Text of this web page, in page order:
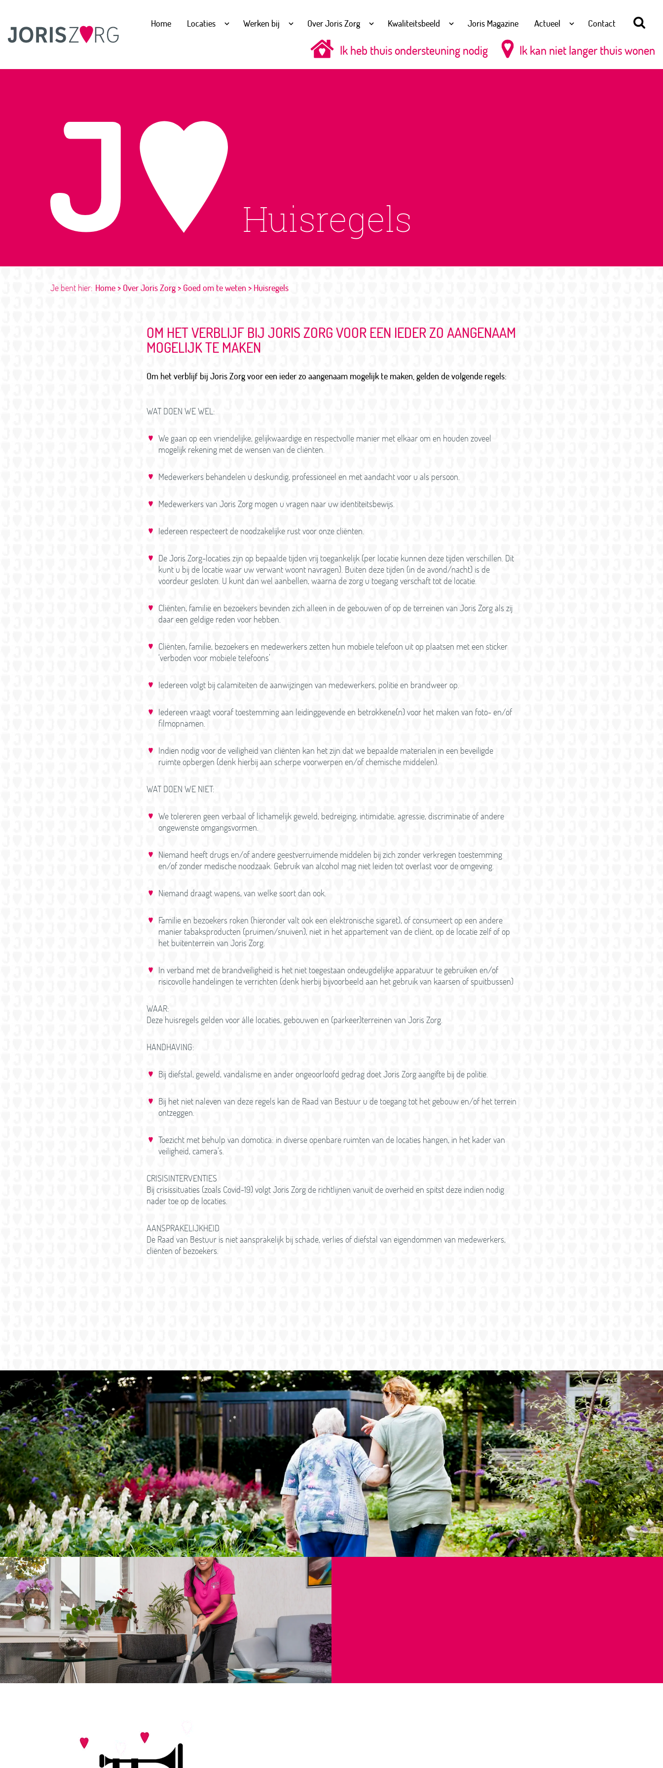
Home Locaties Werken bij Over Joris Zorg Kwaliteitsbeeld Joris Magazine Actueel Contact
Ik heb thuis ondersteuning nodig Ik kan niet langer thuis wonen
Huisregels
Je bent hier: Home Over Joris Zorg Goed om te weten Huisregels
OM HET VERBLIJF BIJ JORIS ZORG VOOR EEN IEDER ZO AANGENAAM
MOGELIJK TE MAKEN
Om het verblijf bij Joris Zorg voor een ieder zo aangenaam mogelijk te maken, gelden de volgende regels:
WAT DOEN WE WEL:
We gaan op een vriendelijke, gelijkwaardige en respectvolle manier met elkaar om en houden zoveel
mogelijk rekening met de wensen van de cliënten.
Medewerkers behandelen u deskundig, professioneel en met aandacht voor u als persoon.
Medewerkers van Joris Zorg mogen u vragen naar uw identiteitsbewijs.
Iedereen respecteert de noodzakelijke rust voor onze cliënten.
De Joris Zorg-locaties zijn op bepaalde tijden vrij toegankelijk (per locatie kunnen deze tijden verschillen. Dit
kunt u bij de locatie waar uw verwant woont navragen). Buiten deze tijden (in de avond/nacht) is de
voordeur gesloten. U kunt dan wel aanbellen, waarna de zorg u toegang verschaft tot de locatie.
Cliënten, familie en bezoekers bevinden zich alleen in de gebouwen of op de terreinen van Joris Zorg als zij
daar een geldige reden voor hebben.
Cliënten, familie, bezoekers en medewerkers zetten hun mobiele telefoon uit op plaatsen met een sticker
‘verboden voor mobiele telefoons’
Iedereen volgt bij calamiteiten de aanwijzingen van medewerkers, politie en brandweer op.
Iedereen vraagt vooraf toestemming aan leidinggevende en betrokkene(n) voor het maken van foto- en/of
filmopnamen.
Indien nodig voor de veiligheid van cliënten kan het zijn dat we bepaalde materialen in een beveiligde
ruimte opbergen (denk hierbij aan scherpe voorwerpen en/of chemische middelen).
WAT DOEN WE NIET:
We tolereren geen verbaal of lichamelijk geweld, bedreiging, intimidatie, agressie, discriminatie of andere
ongewenste omgangsvormen.
Niemand heeft drugs en/of andere geestverruimende middelen bij zich zonder verkregen toestemming
en/of zonder medische noodzaak. Gebruik van alcohol mag niet leiden tot overlast voor de omgeving.
Niemand draagt wapens, van welke soort dan ook.
Familie en bezoekers roken (hieronder valt ook een elektronische sigaret), of consumeert op een andere
manier tabaksproducten (pruimen/snuiven), niet in het appartement van de cliënt, op de locatie zelf of op
het buitenterrein van Joris Zorg.
In verband met de brandveiligheid is het niet toegestaan ondeugdelijke apparatuur te gebruiken en/of
risicovolle handelingen te verrichten (denk hierbij bijvoorbeeld aan het gebruik van kaarsen of spuitbussen)
WAAR:
Deze huisregels gelden voor álle locaties, gebouwen en (parkeer)terreinen van Joris Zorg.
HANDHAVING:
Bij diefstal, geweld, vandalisme en ander ongeoorloofd gedrag doet Joris Zorg aangifte bij de politie.
Bij het niet naleven van deze regels kan de Raad van Bestuur u de toegang tot het gebouw en/of het terrein
ontzeggen.
Toezicht met behulp van domotica: in diverse openbare ruimten van de locaties hangen, in het kader van
veiligheid, camera’s.
CRISISINTERVENTIES
Bij crisissituaties (zoals Covid-19) volgt Joris Zorg de richtlijnen vanuit de overheid en spitst deze indien nodig
nader toe op de locaties.
AANSPRAKELIJKHEID
De Raad van Bestuur is niet aansprakelijk bij schade, verlies of diefstal van eigendommen van medewerkers,
cliënten of bezoekers.